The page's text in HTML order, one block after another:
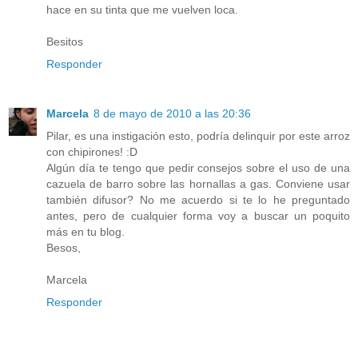
hace en su tinta que me vuelven loca.
Besitos
Responder
Marcela 8 de mayo de 2010 a las 20:36
Pilar, es una instigación esto, podría delinquir por este arroz
con chipirones! :D
Algún día te tengo que pedir consejos sobre el uso de una
cazuela de barro sobre las hornallas a gas. Conviene usar
también difusor? No me acuerdo si te lo he preguntado
antes, pero de cualquier forma voy a buscar un poquito
más en tu blog.
Besos,
Marcela
Responder